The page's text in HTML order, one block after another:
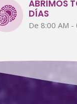
ABRIMOS
DÍAS
De 8:00 AM -